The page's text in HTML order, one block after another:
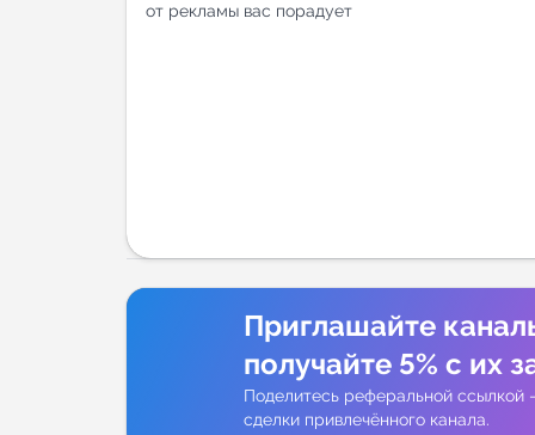
от рекламы вас порадует
Приглашайте
получайте 5% с их
Поделитесь реферальной ссылкой
сделки привлечённого канала.